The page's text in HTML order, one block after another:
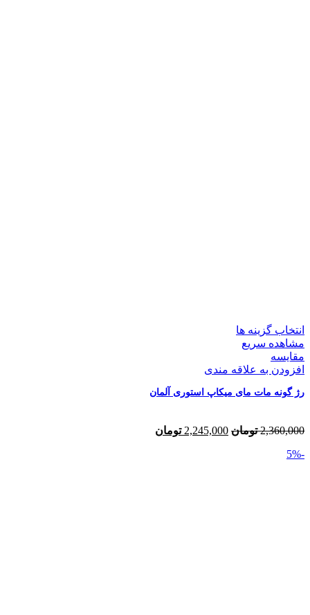
انتخاب گزینه ها
مشاهده سریع
مقایسه
افزودن به علاقه مندی
رژ گونه مات مای میکاپ استوری آلمان
2,360,000 تومان قیمت
2,245,000 تومان
-5%